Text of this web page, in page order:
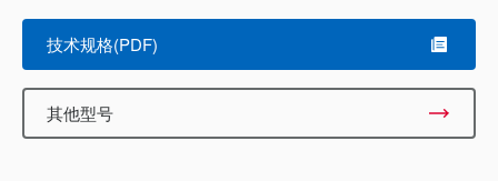
技术规格(PDF)
其他型号